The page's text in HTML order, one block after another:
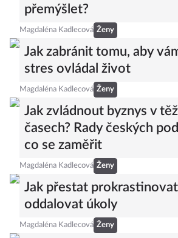
přemýšlet?
Magdaléna Kadlecová Ženy
Jak zabránit tomu, aby
stres ovládal život
Magdaléna Kadlecová Ženy
Jak zvládnout byznys v
časech? Rady českých
co se zaměřit
Magdaléna Kadlecová Ženy
Jak přestat
oddalovat úkoly
Magdaléna Kadlecová Ženy